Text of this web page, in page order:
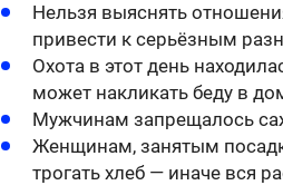
Нельзя выяснять
привести к серьёзным
Охота в этот день
может накликать беду в
Мужчинам запрещалось
Женщинам, занятым
трогать хлеб — иначе вся